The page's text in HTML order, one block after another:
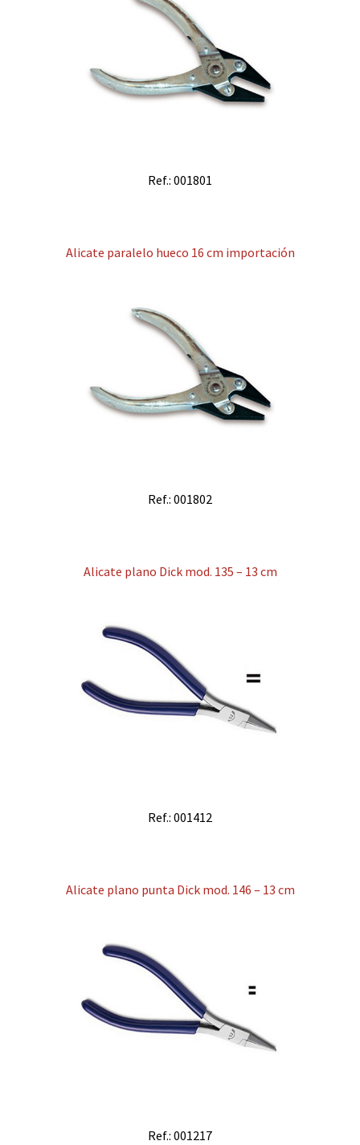
Ref.: 001801
Alicate paralelo hueco 16 cm importación
Ref.: 001802
Alicate plano Dick mod. 135 – 13 cm
Ref.: 001412
Alicate plano punta Dick mod. 146 – 13 cm
Ref.: 001217